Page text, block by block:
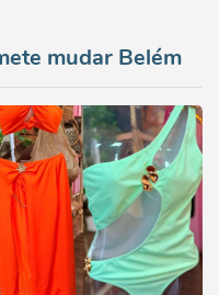
mudar Belém